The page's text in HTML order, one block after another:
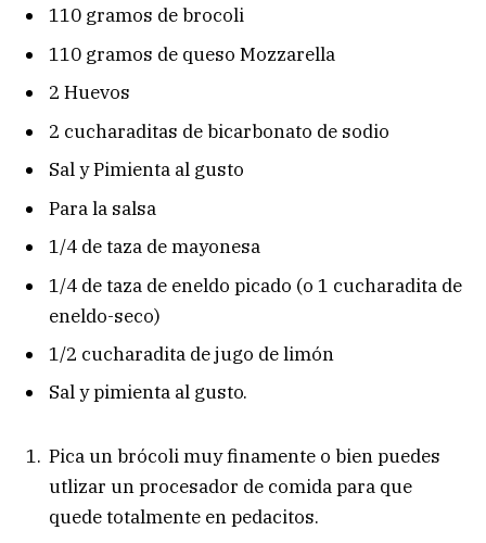
110 gramos de brocoli
110 gramos de queso Mozzarella
2 Huevos
2 cucharaditas de bicarbonato de sodio
Sal y Pimienta al gusto
Para la salsa
1/4 de taza de mayonesa
1/4 de taza de eneldo picado (o 1 cucharadita de
eneldo-seco)
1/2 cucharadita de jugo de limón
Sal y pimienta al gusto.
Pica un brócoli muy finamente o bien puedes
utlizar un procesador de comida para que
quede totalmente en pedacitos.